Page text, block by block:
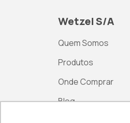
Wetzel S/A
Quem Somos
Produtos
Onde Comprar
Blog